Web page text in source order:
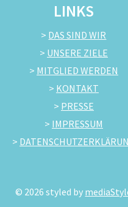
LINKS
> DAS SIND WIR
> UNSERE ZIELE
> MITGLIED WERDEN
> KONTAKT
> PRESSE
> IMPRESSUM
>
© 2026 styled by